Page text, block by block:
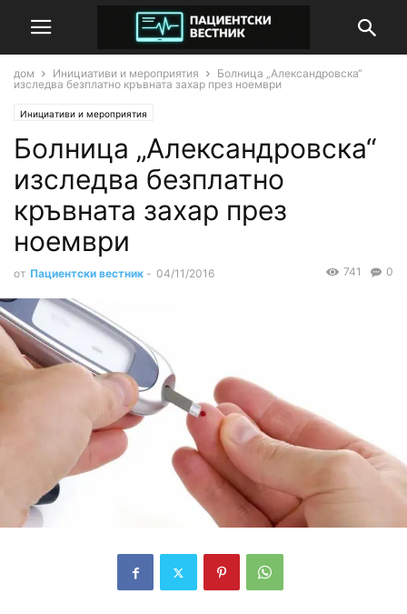
дом Инициативи и мероприятия
Болница „Александровска“
изследва безплатно кръвната захар през ноември
Инициативи и мероприятия
Болница „Александровска“
изследва безплатно
кръвната захар през
ноември
от Пациентски вестник - 04/11/2016 0
741